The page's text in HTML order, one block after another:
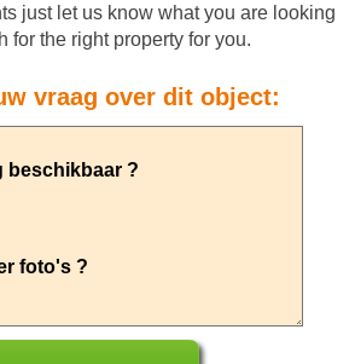
just let us know what you are looking
for the right property for you.
vraag over dit object: